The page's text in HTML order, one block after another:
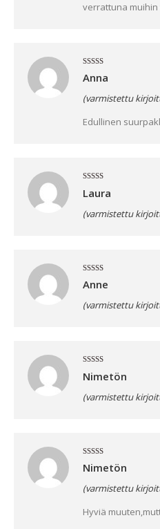
verrattuna muihin
tuotteesta:
Anna
(varmistettu
Edullinen
tuotteesta:
Laura
(varmistettu
tuotteesta:
Anne
(varmistettu
tuotteesta:5
Nimetön
(varmistettu
Arvostelu
tuotteesta:
Nimetön
(varmistettu
Hyviä